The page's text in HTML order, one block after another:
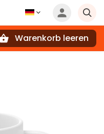
Warenkorb leeren